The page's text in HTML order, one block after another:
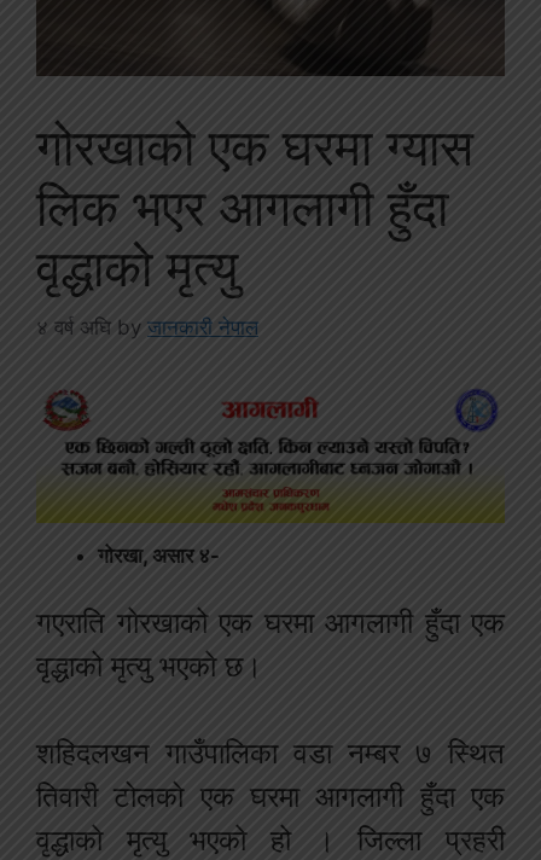
गोरखाको एक घरमा ग्यास
लिक भएर आगलागी हुँदा
वृद्धाको मृत्यु
४ वर्ष अघि by जानकारी नेपाल
गोरखा, असार ४-
गएराति गोरखाको एक घरमा आगलागी हुँदा एक
वृद्धाको मृत्यु भएको छ।
शहिदलखन गाउँपालिका वडा नम्बर ७ स्थित
तिवारी टोलको एक घरमा आगलागी हुँदा एक
वृद्धाको मृत्यु भएको हो । जिल्ला प्रहरी